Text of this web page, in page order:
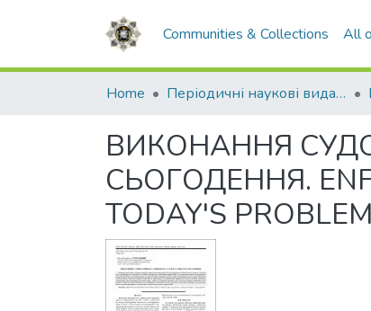
Communities & Collections All
Home Періодичні наукові видання НАВС
ВИКОНАННЯ
СЬОГОДЕННЯ.
TODAY'S